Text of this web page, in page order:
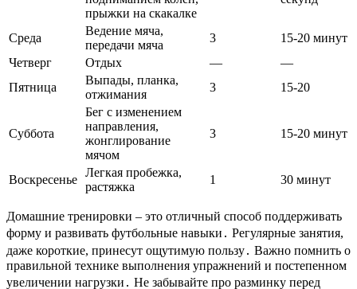
прыжки на скакалке
Среда
Ведение мяча,
передачи мяча
3
15-20 минут
Четверг
Отдых —
—
Пятница
Выпады, планка,
отжимания
3 15-20
Суббота
Бег с изменением
направления,
жонглирование
мячом
3 15-20 минут
Воскресенье
Легкая пробежка,
растяжка
1 30 минут
Домашние тренировки – это отличный способ поддерживать
форму и развивать футбольные навыки․ Регулярные занятия,
даже короткие, принесут ощутимую пользу․ Важно помнить о
правильной технике выполнения упражнений и постепенном
увеличении нагрузки․ Не забывайте про разминку перед